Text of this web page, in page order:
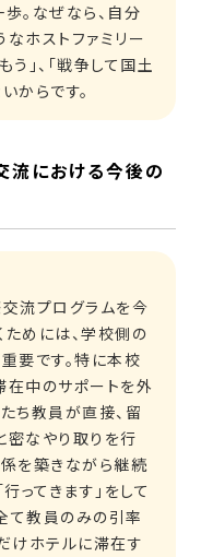
。なぜなら、自分
ホストファミリー
」、「戦争して国土
からです。
流における今後の
流プログラムを今
めには、学校側の
要です。特に本校
在中のサポートを外
ち教員が直接、留
密なやり取りを行
を築きながら継続
ってきます」をして
て教員のみの引率
けホテルに滞在す